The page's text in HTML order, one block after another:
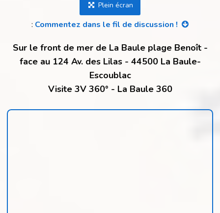
Plein écran
: Commentez dans le fil de discussion !
Sur le front de mer de La Baule plage Benoît -
face au 124 Av. des Lilas - 44500 La Baule-
Escoublac
Visite 3V 360° - La Baule 360